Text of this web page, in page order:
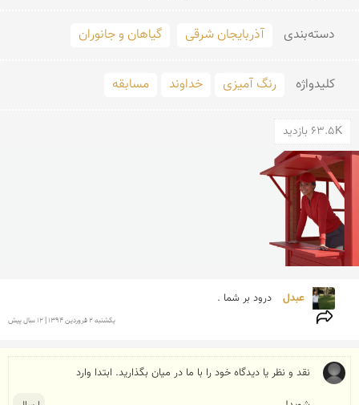
دسته‌بندی آذربایجان شرقی گیاهان و جانوران
کلید‌واژه رنگ آمیزی خداوند مسابقه
63.5K بازدید
عبدل درود بر شما .
يكشنبه 2 فروردين 1394 | 12 سال پیش